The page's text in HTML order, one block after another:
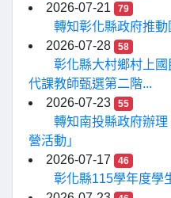
2026-07-21
79
轉知彰化縣政府推
2026-07-28
58
彰化縣大村鄉村上
代課教師甄選第二階...
2026-07-23
55
轉知南投縣政府辦
營活動」
2026-07-17
46
彰化縣115學年度學